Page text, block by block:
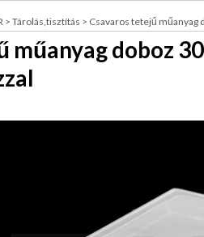
> Tárolás,tisztítás > Csavaros tetejű műanyag
műanyag doboz 30